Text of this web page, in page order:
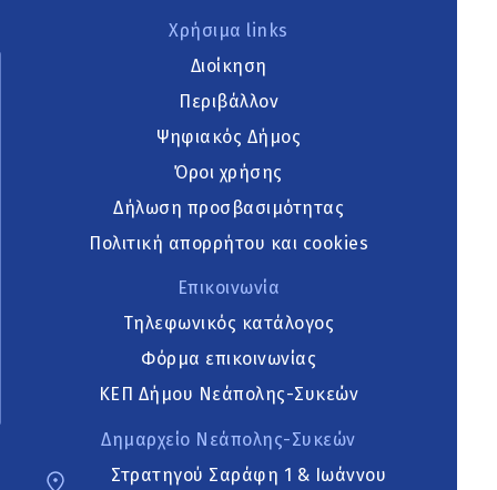
Χρήσιμα links
Διοίκηση
Περιβάλλον
Ψηφιακός Δήμος
Όροι χρήσης
Δήλωση προσβασιμότητας
Πολιτική απορρήτου και cookies
Επικοινωνία
Τηλεφωνικός κατάλογος
Φόρμα επικοινωνίας
ΚΕΠ Δήμου Νεάπολης-Συκεών
Δημαρχείο Νεάπολης-Συκεών
Στρατηγού Σαράφη 1 & Ιωάννου